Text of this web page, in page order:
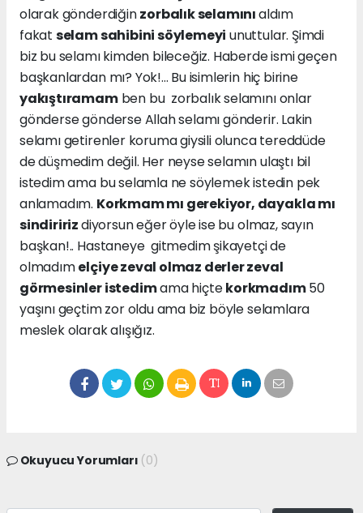
olarak gönderdiğinzorbalık selamınıaldım
fakat selam sahibini söylemeyi unuttular. Şimdi
biz bu selamı kimden bileceğiz. Haberde ismi geçen
başkanlardan mı? Yok!... Bu isimlerin hiç birine
yakıştıramamben bu zorbalık selamını onlar
gönderse gönderse Allah selamı gönderir. Lakin
selamı getirenler koruma giysili olunca tereddüde
de düşmedim değil. Her neyse selamın ulaştı bil
istedim ama bu selamla ne söylemek istedin pek
anlamadım. Korkmam mı gerekiyor, dayakla mı
sindiririzdiyorsun eğer öyle ise bu olmaz, sayın
başkan!.. Hastaneye gitmedim şikayetçi de
olmadımelçiye zeval olmaz derler zeval
görmesinler istedimama hiçtekorkmadım50
yaşını geçtim zor oldu ama biz böyle selamlara
meslek olarak alışığız.
Okuyucu Yorumları (0)